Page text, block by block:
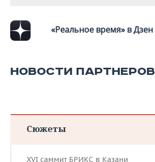
«Реальное время» в Дзен
НОВОСТИ ПАРТНЕРОВ
Сюжеты
XVI саммит БРИКС в Казани